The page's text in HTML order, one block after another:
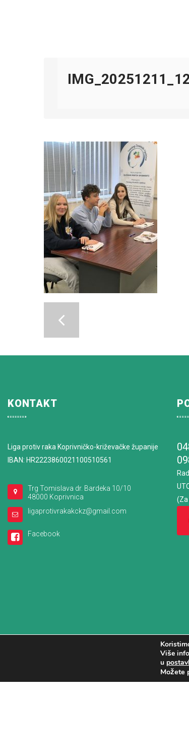
Više
u
Možete
KONTAKT
Liga protiv raka Koprivničko-križevačke županije
IBAN: HR2223860021100510561
Trg Tomislava dr. Bardeka 10/10
48000 Koprivnica
ligaprotivrakakckz@gmail.com
Facebook